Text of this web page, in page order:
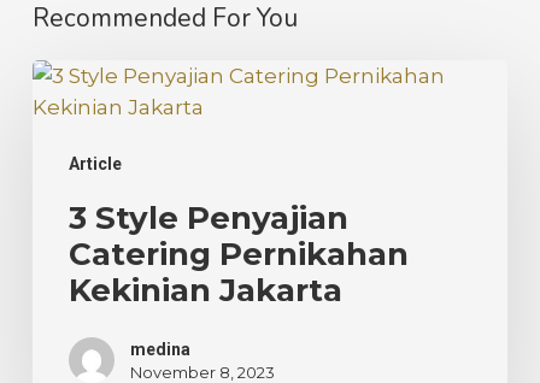
Recommended For You
Article
3
Style
Catering
Pernikahan
Kekinian
Jakarta
3 Style Penyajian
Catering Pernikahan
Kekinian Jakarta
medina
November 8, 2023